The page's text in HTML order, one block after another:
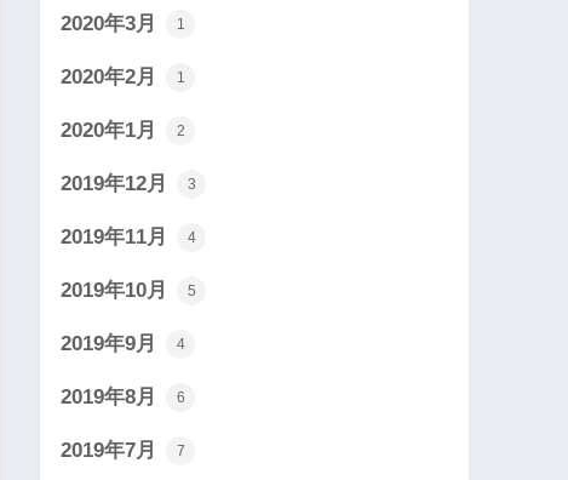
2020年3月 1
2020年2月 1
2020年1月 2
2019年12月 3
2019年11月 4
2019年10月 5
2019年9月 4
2019年8月 6
2019年7月 7